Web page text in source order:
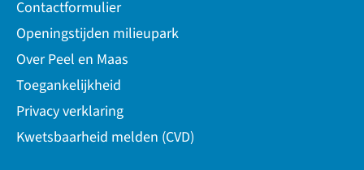
Contactformulier
Openingstijden milieupark
Over Peel en Maas
Toegankelijkheid
Privacy verklaring
Kwetsbaarheid melden (CVD)